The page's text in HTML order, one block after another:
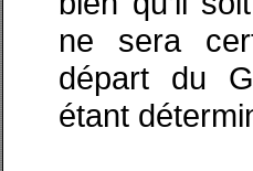
ne sera
départ du
étant